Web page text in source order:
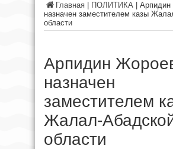
Главная ПОЛИТИКА
назначен заместителем казы
области
Арпидин
назначен
заместителем
Жалал-
области